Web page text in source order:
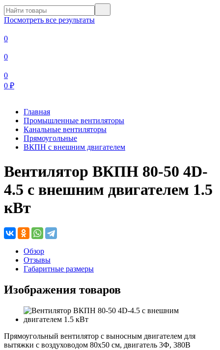
Посмотреть все результаты
0
0
0
0 ₽
Главная
Промышленные вентиляторы
Канальные вентиляторы
Прямоугольные
ВКПН с внешним двигателем
Вентилятор ВКПН 80-50 4D-
4.5 с внешним двигателем 1.5
кВт
Обзор
Отзывы
Габаритные размеры
Изображения товаров
Прямоугольный вентилятор с выносным двигателем для
вытяжки с воздуховодом 80х50 см, двигатель 3Ф, 380В